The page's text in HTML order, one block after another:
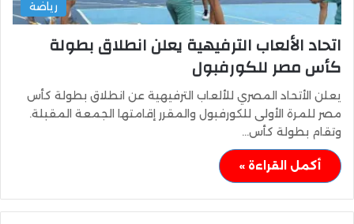
رياضة
اتحاد الألعاب الترفيهية يعلن انطلاق بطولة
كأس مصر للكورفبول
يعلن الأتحاد المصري للألعاب الترفيهية عن انطلاق بطولة كأس
مصر للمرة الأولى للكورفبول والمقرر إقامتها الجمعة المقبلة.
وتقام بطولة كأس…
أكمل القراءة »